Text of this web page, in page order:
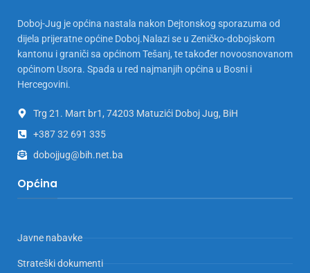
Doboj-Jug je općina nastala nakon Dejtonskog sporazuma od
dijela prijeratne općine Doboj.Nalazi se u Zeničko-dobojskom
kantonu i graniči sa općinom Tešanj, te također novoosnovanom
općinom Usora. Spada u red najmanjih općina u Bosni i
Hercegovini.
Trg 21. Mart br1, 74203 Matuzići Doboj Jug, BiH
+387 32 691 335
dobojjug@bih.net.ba
Općina
Javne nabavke
Strateški dokumenti